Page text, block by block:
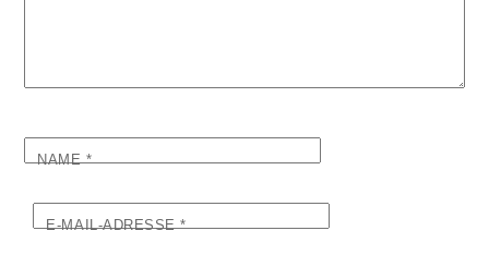
NAME*
E-MAIL-ADRESSE*